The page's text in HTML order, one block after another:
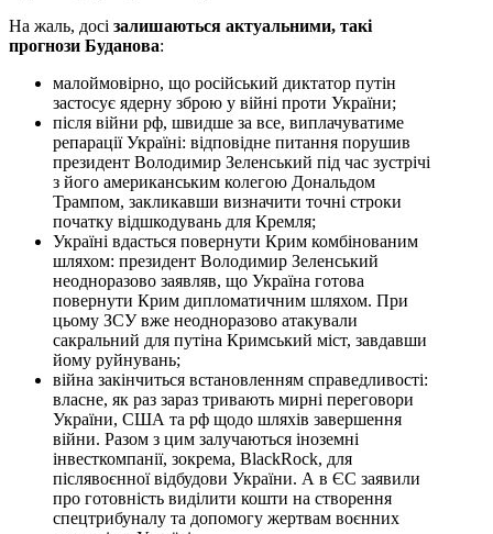
На жаль, досі залишаються актуальними, такі
прогнози Буданова:
малоймовірно, що російський диктатор путін
застосує ядерну зброю у війні проти України;
після війни рф, швидше за все, виплачуватиме
репарації Україні: відповідне питання порушив
президент Володимир Зеленський під час зустрічі
з його американським колегою Дональдом
Трампом, закликавши визначити точні строки
початку відшкодувань для Кремля;
Україні вдасться повернути Крим комбінованим
шляхом: президент Володимир Зеленський
неодноразово заявляв, що Україна готова
повернути Крим дипломатичним шляхом. При
цьому ЗСУ вже неодноразово атакували
сакральний для путіна Кримський міст, завдавши
йому руйнувань;
війна закінчиться встановленням справедливості:
власне, як раз зараз тривають мирні переговори
України, США та рф щодо шляхів завершення
війни. Разом з цим залучаються іноземні
інвесткомпанії, зокрема, BlackRock, для
післявоєнної відбудови України. А в ЄС заявили
про готовність виділити кошти на створення
спецтрибуналу та допомогу жертвам воєнних